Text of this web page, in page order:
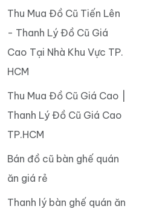
Thu Mua Đồ Cũ Tiến Lên
- Thanh Lý Đồ Cũ Giá
Cao Tại Nhà Khu Vực TP.
HCM
Thu Mua Đồ Cũ Giá Cao |
Thanh Lý Đồ Cũ Giá Cao
TP.HCM
Bán đồ cũ bàn ghế quán
ăn giá rẻ
Thanh lý bàn ghế quán ăn